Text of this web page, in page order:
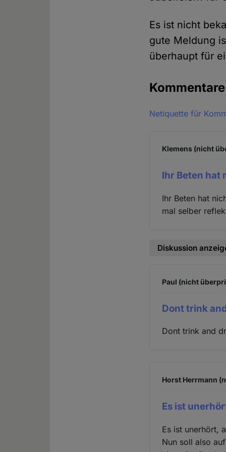
Es ist nicht
gute Meldung
überhaupt für
Kommentare
Netiquette für
Klemens (nicht
Ihr Beten hat
Ihr Beten hat
mal selber
Diskussion
Paul (nicht
Dont trink
Dont trink and
Horst Herrmann
Es ist
Es ist unerhört,
Nun soll also